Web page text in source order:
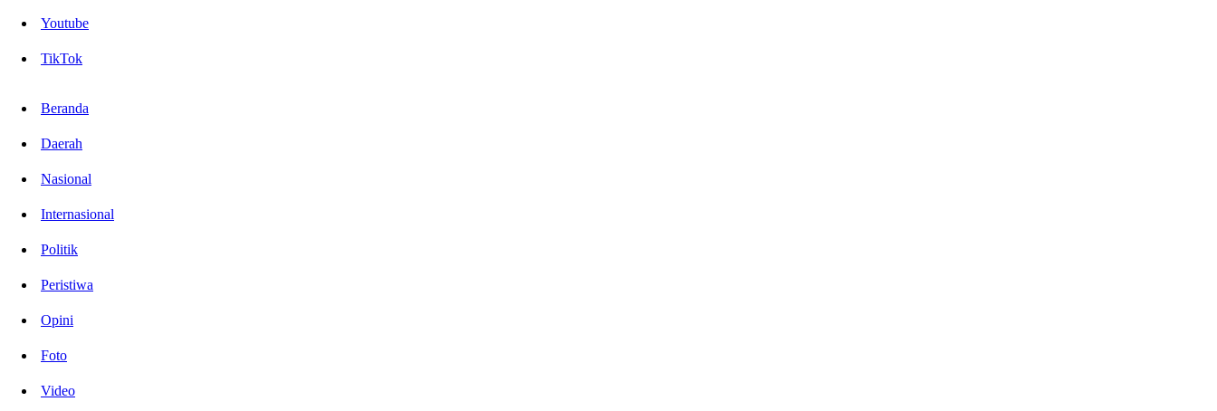
Youtube
TikTok
Beranda
Daerah
Nasional
Internasional
Politik
Peristiwa
Opini
Foto
Video